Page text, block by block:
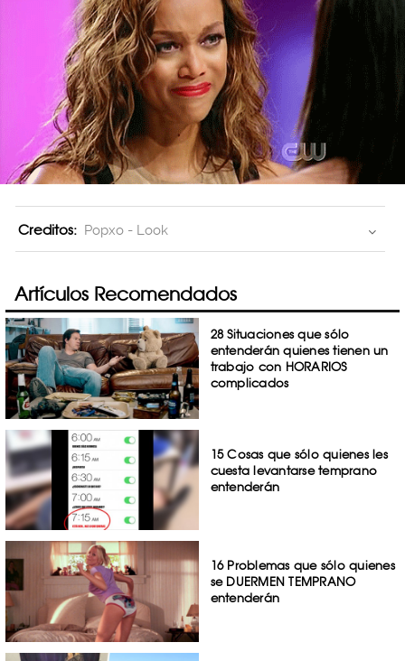
Creditos: Popxo - Look
Artículos Recomendados
28 Situaciones que sólo
entenderán quienes tienen un
trabajo con HORARIOS
complicados
15 Cosas que sólo quienes les
cuesta levantarse temprano
entenderán
16 Problemas que sólo quienes
se DUERMEN TEMPRANO
entenderán